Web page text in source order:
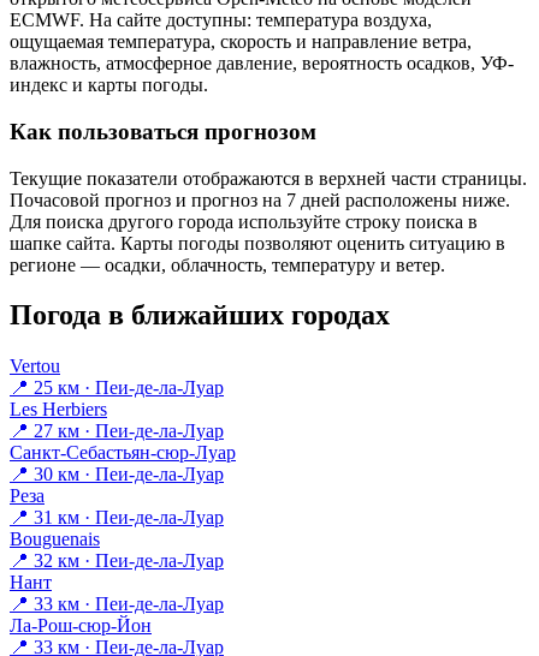
ECMWF. На сайте доступны: температура воздуха,
ощущаемая температура, скорость и направление ветра,
влажность, атмосферное давление, вероятность осадков, УФ-
индекс и карты погоды.
Как пользоваться прогнозом
Текущие показатели отображаются в верхней части страницы.
Почасовой прогноз и прогноз на 7 дней расположены ниже.
Для поиска другого города используйте строку поиска в
шапке сайта. Карты погоды позволяют оценить ситуацию в
регионе — осадки, облачность, температуру и ветер.
Погода в ближайших городах
Vertou
📍 25 км · Пеи-де-ла-Луар
Les Herbiers
📍 27 км · Пеи-де-ла-Луар
Санкт-Себастьян-сюр-Луар
📍 30 км · Пеи-де-ла-Луар
Реза
📍 31 км · Пеи-де-ла-Луар
Bouguenais
📍 32 км · Пеи-де-ла-Луар
Нант
📍 33 км · Пеи-де-ла-Луар
Ла-Рош-сюр-Йон
📍 33 км · Пеи-де-ла-Луар